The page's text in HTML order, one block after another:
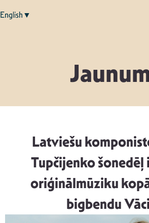
English▼
Latviešu
Tupčijenko šonedēļ
oriģinālmūziku
bigbendu